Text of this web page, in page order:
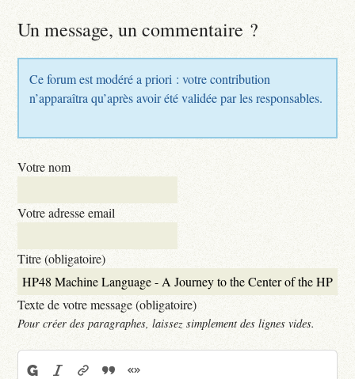
Un message, un commentaire ?
Ce forum est modéré a priori : votre contribution
n’apparaîtra qu’après avoir été validée par les responsables.
Votre nom
Votre adresse email
Titre (obligatoire)
Texte de votre message (obligatoire)
Pour créer des paragraphes, laissez simplement des lignes vides.